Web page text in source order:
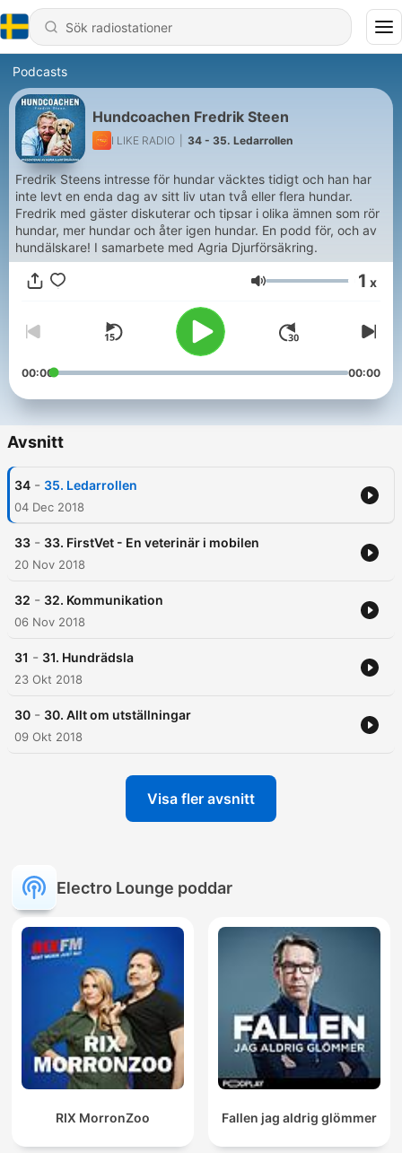
Podcasts
Hundcoachen Fredrik Steen
I LIKE RADIO 34 - 35. Ledarrollen
Fredrik Steens intresse för hundar väcktes tidigt och han har
inte levt en enda dag av sitt liv utan två eller flera hundar.
Fredrik med gäster diskuterar och tipsar i olika ämnen som rör
hundar, mer hundar och åter igen hundar. En podd för, och av
hundälskare! I samarbete med Agria Djurförsäkring.
Volym 1 x
00:00 00:00
Avsnitt
34 - 35. Ledarrollen
04 Dec 2018
33 - 33. FirstVet - En veterinär i mobilen
20 Nov 2018
32 - 32. Kommunikation
06 Nov 2018
31 - 31. Hundrädsla
23 Okt 2018
30 - 30. Allt om utställningar
09 Okt 2018
Visa fler avsnitt
Electro Lounge poddar
RIX MorronZoo Fallen jag aldrig glömmer